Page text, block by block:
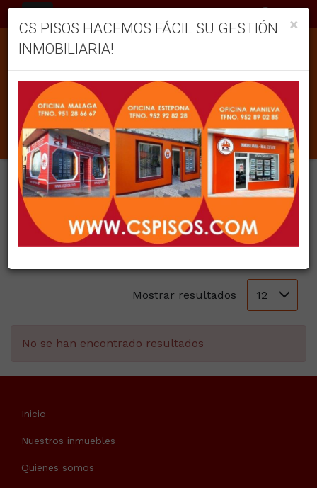
INMUEBLES EN VENTA EN MÁLAGA CAPITAL
Filtrar Ordenar
Mostrar resultados 12
No se han encontrado resultados
Inicio
Nuestros inmuebles
Quienes somos
×
CS PISOS HACEMOS FÁCIL SU GESTIÓN
INMOBILIARIA!